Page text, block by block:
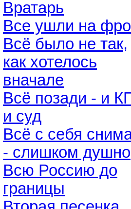
Вратарь
Все ушли на
Всё было не так,
как хотелось
вначале
Всё позади - и
и суд
Всё с себя
- слишком душно
Всю Россию до
границы